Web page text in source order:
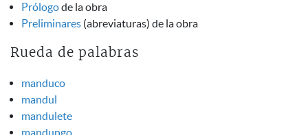
Prólogode la obra
Preliminares (abreviaturas) de la obra
Rueda de palabras
manduco
mandul
mandulete
mandungo